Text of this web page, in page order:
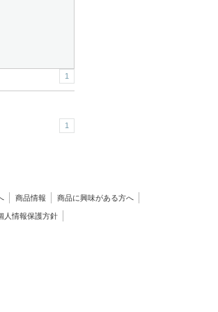
1
1
商品情報 商品に興味がある方へ
人情報保護方針